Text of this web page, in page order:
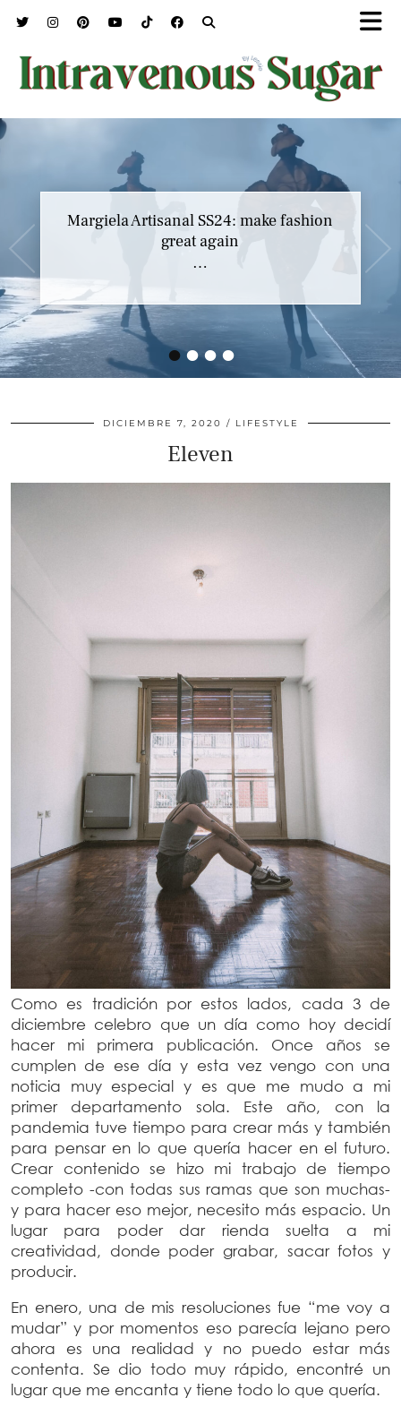
••••
Margiela Artisanal SS24: make fashion
great again
…
DICIEMBRE 7, 2020 LIFESTYLE
Eleven
Como es tradición por estos lados, cada 3 de
diciembre celebro que un día como hoy decidí
hacer mi primera publicación. Once años se
cumplen de ese día y esta vez vengo con una
noticia muy especial y es que me mudo a mi
primer departamento sola. Este año, con la
pandemia tuve tiempo para crear más y también
para pensar en lo que quería hacer en el futuro.
Crear contenido se hizo mi trabajo de tiempo
completo -con todas sus ramas que son muchas-
y para hacer eso mejor, necesito más espacio. Un
lugar para poder dar rienda suelta a mi
creatividad, donde poder grabar, sacar fotos y
producir.
En enero, una de mis resoluciones fue “me voy a
mudar” y por momentos eso parecía lejano pero
ahora es una realidad y no puedo estar más
contenta. Se dio todo muy rápido, encontré un
lugar que me encanta y tiene todo lo que quería.